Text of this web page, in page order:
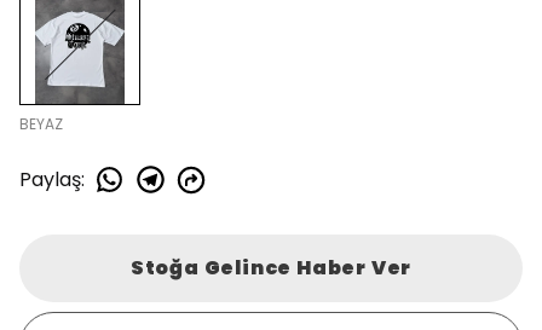
BEYAZ
Paylaş:
Stoğa Gelince Haber Ver